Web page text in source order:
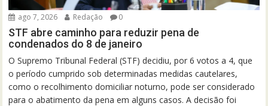
ago 7, 2026 Redação 0
STF abre caminho para reduzir pena de
condenados do 8 de janeiro
O Supremo Tribunal Federal (STF) decidiu, por 6 votos a 4, que
o período cumprido sob determinadas medidas cautelares,
como o recolhimento domiciliar noturno, pode ser considerado
para o abatimento da pena em alguns casos. A decisão foi